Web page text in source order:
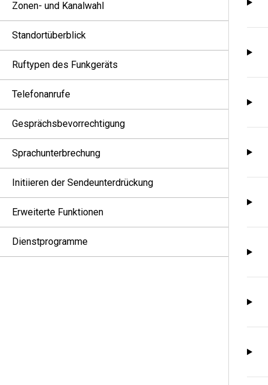
Zonen- und Kanalwahl
Standortüberblick
Ruftypen des Funkgeräts
Telefonanrufe
Gesprächsbevorrechtigung
Sprachunterbrechung
Initiieren der Sendeunterdrückung
Erweiterte Funktionen
Dienstprogramme